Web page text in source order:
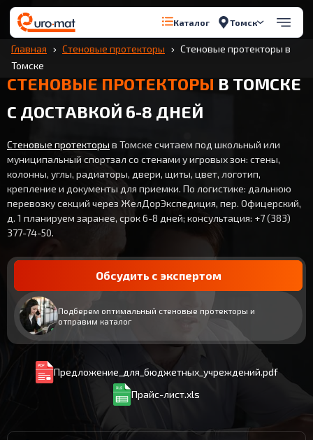
Каталог Томск
Главная Стеновые протекторы
Стеновые протекторы в
Томске
СТЕНОВЫЕ ПРОТЕКТОРЫ В ТОМСКЕ
С ДОСТАВКОЙ 6-8 ДНЕЙ
Стеновые протекторы в Томске считаем под школьный или
муниципальный спортзал со стенами у игровых зон: стены,
колонны, углы, радиаторы, двери, щиты, цвет, логотип,
крепление и документы для приемки. По логистике: дальнюю
перевозку секций через ЖелДорЭкспедиция, пер. Офицерский,
д. 1 планируем заранее, срок 6-8 дней; консультация: +7 (383)
377-74-50.
Обсудить с экспертом
Подберем оптимальный стеновые протекторы и
отправим каталог
Предложение_для_бюджетных_учреждений.pdf
Прайс-лист.xls